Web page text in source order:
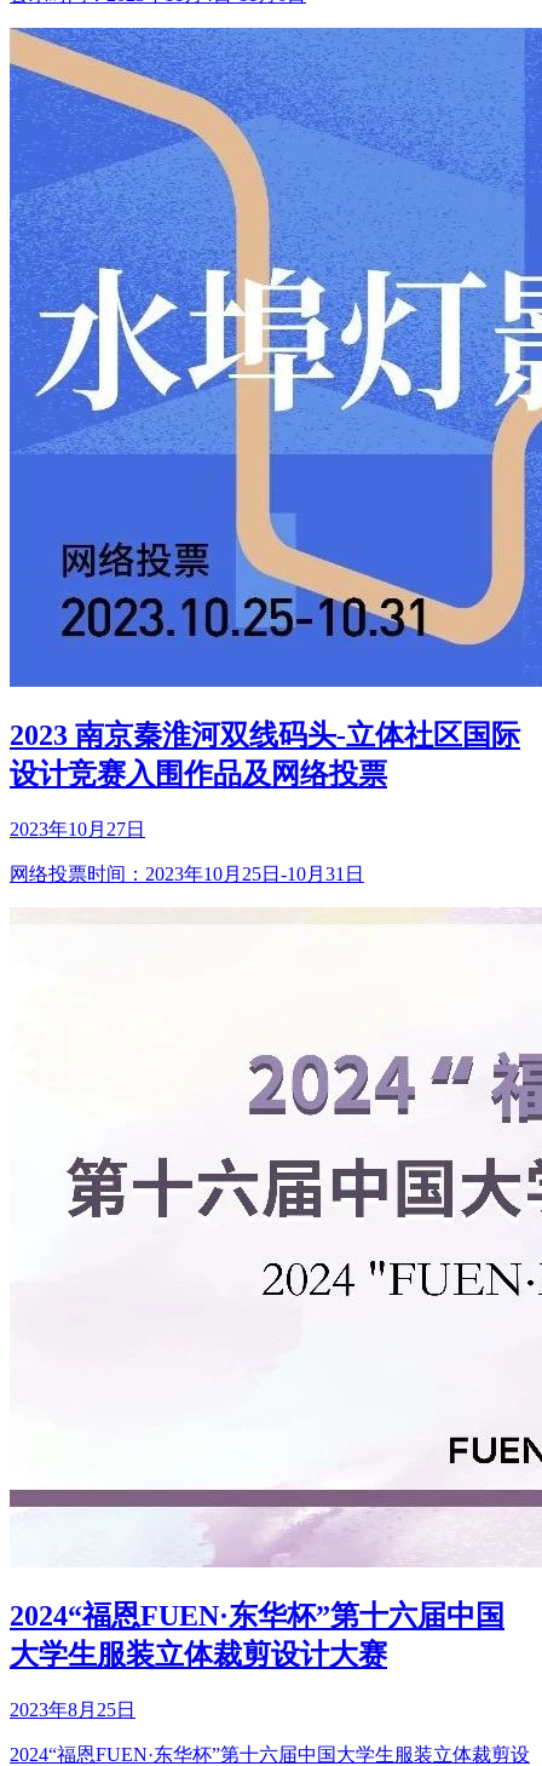
2023 南京秦淮河双线码头-立体社区国际
设计竞赛入围作品及网络投票
2023年10月27日
网络投票时间：2023年10月25日-10月31日
2024“福恩FUEN·东华杯”第十六届中国
大学生服装立体裁剪设计大赛
2023年8月25日
2024“福恩FUEN·东华杯”第十六届中国大学生服装立体裁剪设